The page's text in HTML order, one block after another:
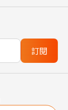
訂閱